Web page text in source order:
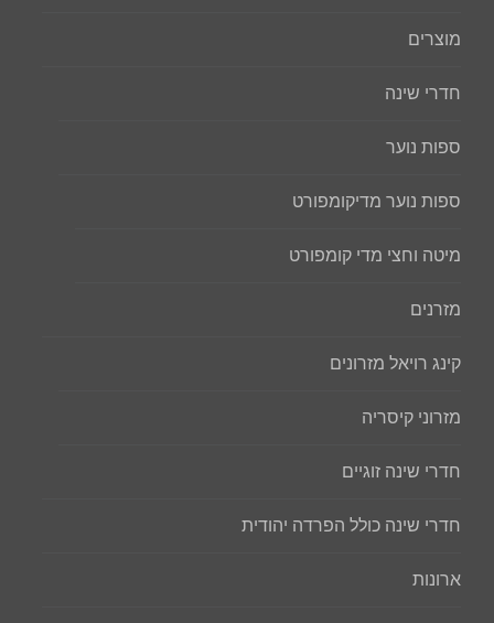
מוצרים
חדרי שינה
ספות נוער
ספות נוער מדיקומפורט
מיטה וחצי מדי קומפורט
מזרנים
קינג רויאל מזרונים
מזרוני קיסריה
חדרי שינה זוגיים
חדרי שינה כולל הפרדה יהודית
ארונות